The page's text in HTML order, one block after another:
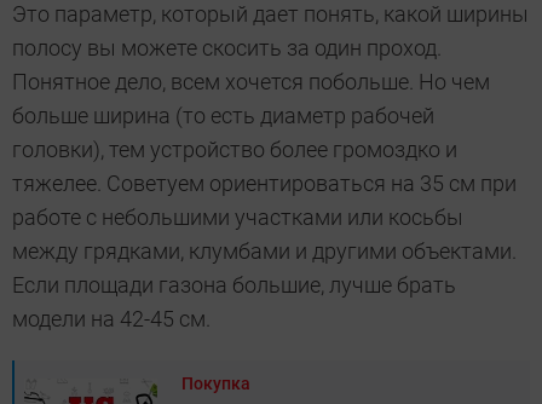
Это параметр, который дает понять, какой ширины
полосу вы можете скосить за один проход.
Понятное дело, всем хочется побольше. Но чем
больше ширина (то есть диаметр рабочей
головки), тем устройство более громоздко и
тяжелее. Советуем ориентироваться на 35 см при
работе с небольшими участками или косьбы
между грядками, клумбами и другими объектами.
Если площади газона большие, лучше брать
модели на 42-45 см.
Покупка